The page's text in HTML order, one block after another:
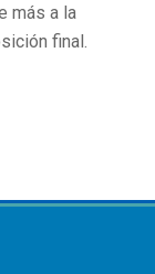
más a la
final.